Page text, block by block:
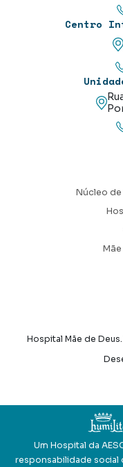
Centro
Núcleo
Hospital Mãe de
Um Hospital da
responsabilidade